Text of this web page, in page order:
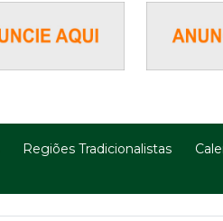
Regiões Tradicionalistas